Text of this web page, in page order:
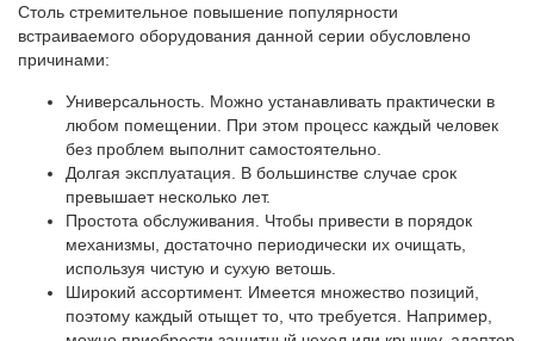
Столь стремительное повышение популярности
встраиваемого оборудования данной серии обусловлено
причинами:
Универсальность. Можно устанавливать практически в
любом помещении. При этом процесс каждый человек
без проблем выполнит самостоятельно.
Долгая эксплуатация. В большинстве случае срок
превышает несколько лет.
Простота обслуживания. Чтобы привести в порядок
механизмы, достаточно периодически их очищать,
используя чистую и сухую ветошь.
Широкий ассортимент. Имеется множество позиций,
поэтому каждый отыщет то, что требуется. Например,